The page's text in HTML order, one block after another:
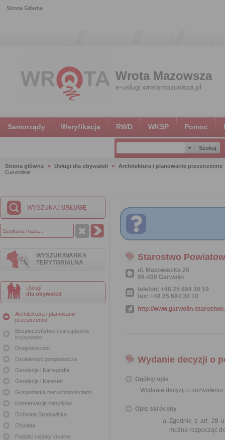
Strona Główna
Wrota Mazowsza
e-uslugi.wrotamazowsza.pl
Samorządy Weryfikacja RWD WKSP Pomoc
Strona główna Usługi dla obywateli
Architektura i planowanie przestrzenne
Garwolinie
WYSZUKAJ USŁUGĘ
WYSZUKIWARKA
TERYTORIALNA
Usługi
dla obywateli
Architektura i planowanie
przestrzenne
Bezpieczeństwo i zarządzanie
kryzysowe
Drogownictwo
Działalność gospodarcza
Geodezja i Kartografia
Geodezja i Kataster
Gospodarka nieruchomościami
Konserwacja zabytków
Ochrona Środowiska
Oświata
Podatki i opłaty lokalne
Starostwo
ul. Mazowiecka 26
08-400 Garwolin
telefon: +48 25 684 30 10
fax: +48 25 684 30 10
http://www.garwolin-
Wydanie decyzji o
Ogólny opis
Wydanie decyzji o pozwoleniu
Opis skrócony
Zgodnie z art. 28
można rozpocząć